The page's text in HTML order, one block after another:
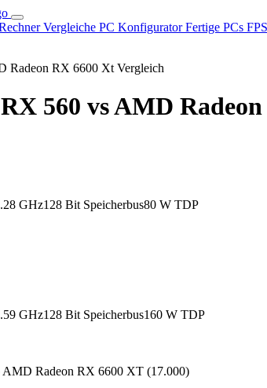
Vergleiche PC KonfiguratorFertige PCs
Radeon RX 6600 Xt Vergleich
560 vsAMD
GHz128 Bit Speicherbus80 W TDP
GHz128 Bit Speicherbus160 W TDP
AMD Radeon RX 6600 XT (17.000)